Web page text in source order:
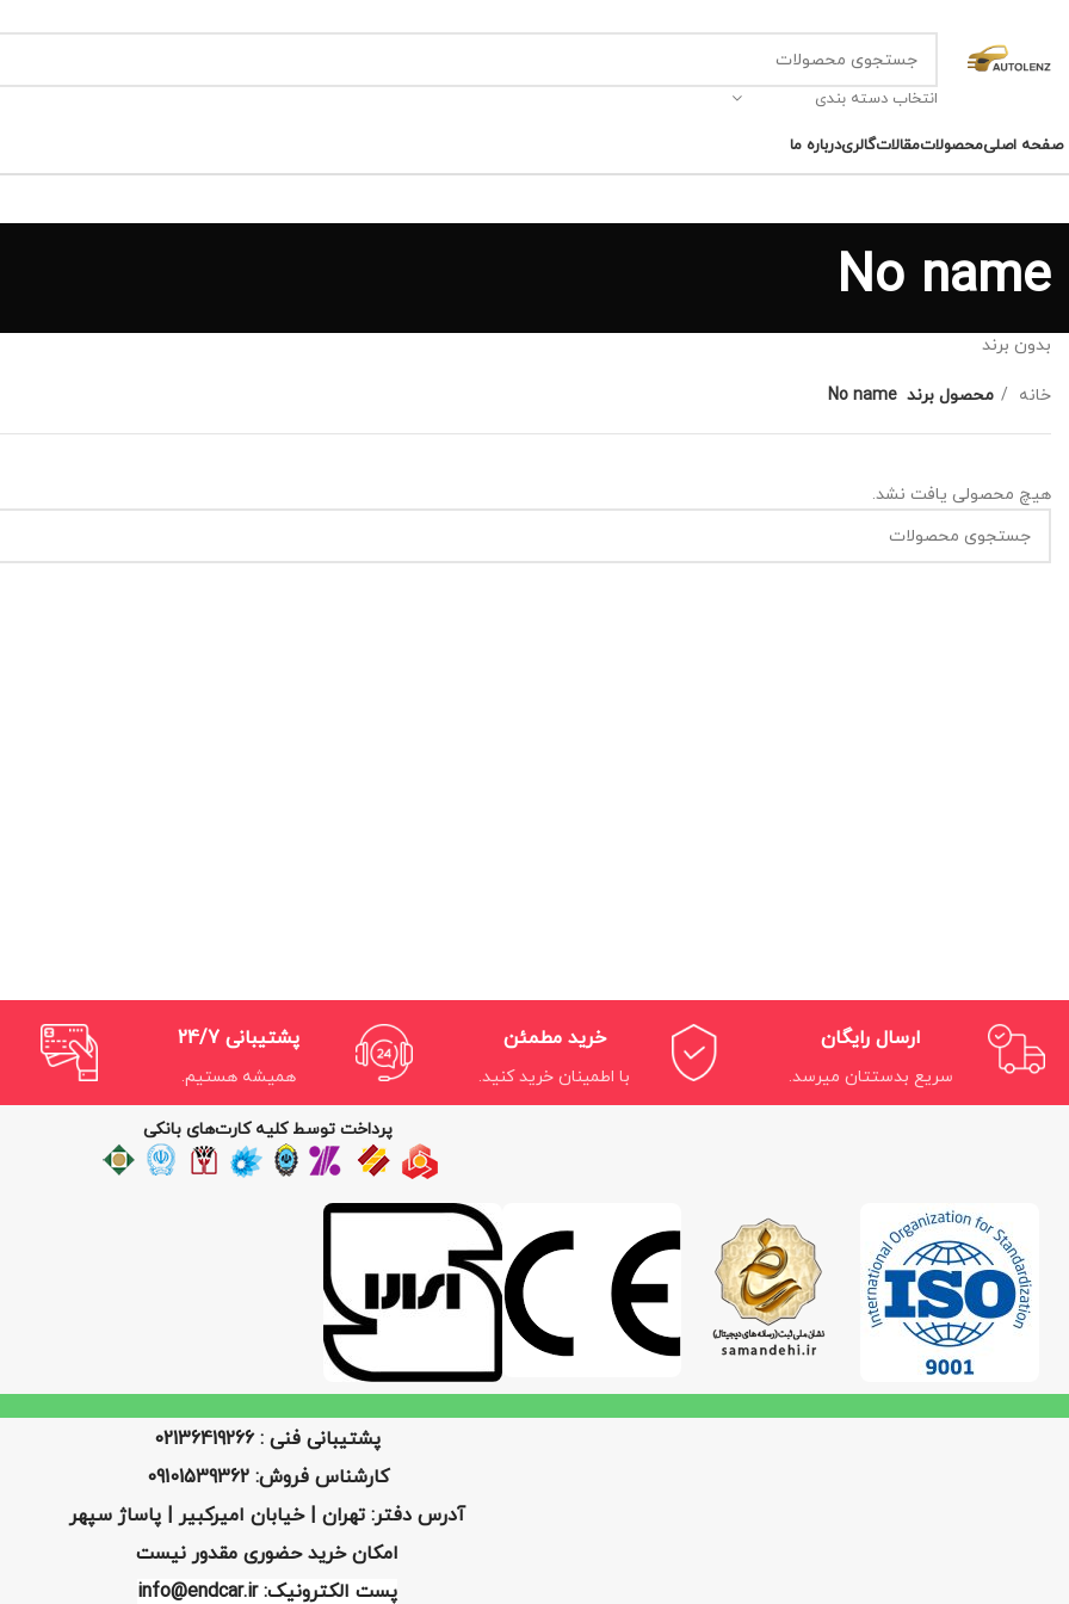
انتخاب دسته بندی
صفحه اصلیمحصولاتمقالاتگالریدرباره ما
No name
بدون برند
خانه محصول برند No name
هیچ محصولی یافت نشد.
ارسال رایگان
سریع بدستتان میرسد.
خرید مطمئن
با اطمینان خرید کنید.
پشتیبانی 24/7
همیشه هستیم.
پرداخت توسط کلیه کارت‌های بانکی
پشتیبانی فنی : 02136419266
کارشناس فروش: 09101539362
آدرس دفتر: تهران | خیابان امیرکبیر | پاساژ سپهر
امکان خرید حضوری مقدور نیست
پست الکترونیک: info@endcar.ir